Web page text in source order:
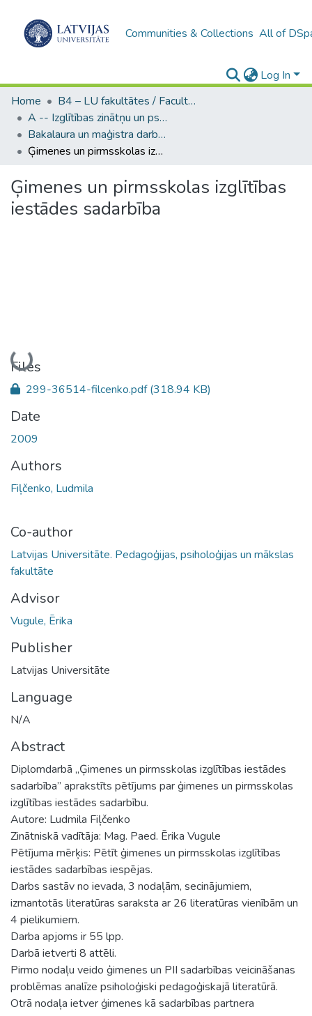
Communities & Collections All of
Log In
Home
B4 – LU fakultātes / Faculties of the UL
A -- Izglītības zinātņu un psiholoģijas fakultāte / Faculty of Education Sciences and Psychology
Bakalaura un maģistra darbi (PPMF) / Bachelor's and Master's theses
Ģimenes un pirmsskolas izglītības iestādes sadarbība
Ģimenes un pirmsskolas izglītības
iestādes sadarbība
Loading...
Files
299-36514-filcenko.pdf(318.94 KB)
Date
2009
Authors
Fiļčenko, Ludmila
Co-author
Latvijas Universitāte. Pedagoģijas, psiholoģijas un mākslas
fakultāte
Advisor
Vugule, Ērika
Publisher
Latvijas Universitāte
Language
N/A
Abstract
Diplomdarbā „Ģimenes un pirmsskolas izglītības iestādes
sadarbība” aprakstīts pētījums par ģimenes un pirmsskolas
izglītības iestādes sadarbību.
Autore: Ludmila Fiļčenko
Zinātniskā vadītāja: Mag. Paed. Ērika Vugule
Pētījuma mērķis: Pētīt ģimenes un pirmsskolas izglītības
iestādes sadarbības iespējas.
Darbs sastāv no ievada, 3 nodaļām, secinājumiem,
izmantotās literatūras saraksta ar 26 literatūras vienībām un
4 pielikumiem.
Darba apjoms ir 55 lpp.
Darbā ietverti 8 attēli.
Pirmo nodaļu veido ģimenes un PII sadarbības veicināšanas
problēmas analīze psiholoģiski pedagoģiskajā literatūrā.
Otrā nodaļa ietver ģimenes kā sadarbības partnera